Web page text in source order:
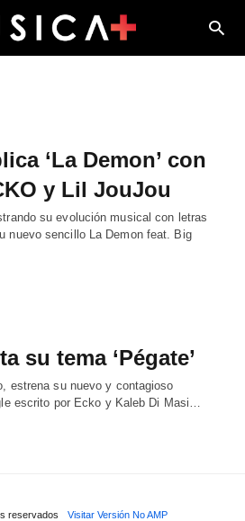
‘La Demon’ con
y Lil JouJou
su evolución musical con letras
nuevo sencillo La Demon feat. Big
su tema ‘Pégate’
estrena su nuevo y contagioso
escrito por Ecko y Kaleb Di Masi…
reservados Visitar Versión No AMP